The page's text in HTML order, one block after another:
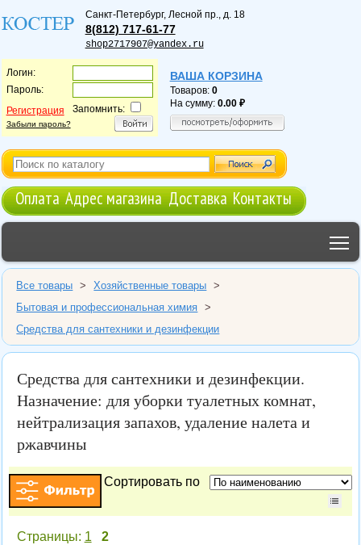
Санкт-Петербург, Лесной пр., д. 18
8(812) 717-61-77
shop2717907@yandex.ru
Логин:
Пароль:
Регистрация
Забыли пароль?
Запомнить:
ВАША КОРЗИНА
Товаров: 0
На сумму: 0.00
Оплата Адрес магазина Доставка Контакты
Все товары > Хозяйственные товары
>
Бытовая и профессиональная химия
>
Средства для сантехники и дезинфекции
Средства для сантехники и дезинфекции.
Назначение: для уборки туалетных комнат,
нейтрализация запахов, удаление налета и
ржавчины
Сортировать по
Страницы: 1 2